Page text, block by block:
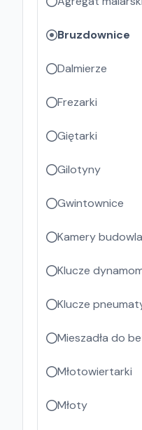
Bruzdownice
Dalmierze
Frezarki
Giętarki
Gilotyny
Gwintownice
Kamery
Klucze
Klucze
Mieszadła do
Młotowiertarki
Młoty